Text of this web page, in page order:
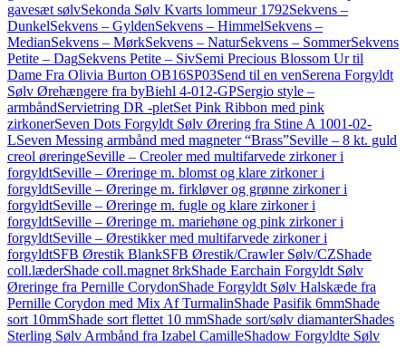
gavesæt sølvSekonda Sølv Kvarts lommeur 1792Sekvens –
DunkelSekvens – GyldenSekvens – HimmelSekvens –
MedianSekvens – MørkSekvens – NaturSekvens – SommerSekvens
Petite – DagSekvens Petite – SivSemi Precious Blossom Ur til
Dame Fra Olivia Burton OB16SP03Send til en venSerena Forgyldt
Sølv Ørehængere fra byBiehl 4-012-GPSergio style –
armbåndServietring DR -pletSet Pink Ribbon med pink
zirkonerSeven Dots Forgyldt Sølv Ørering fra Stine A 1001-02-
LSeven Messing armbånd med magneter “Brass”Seville – 8 kt. guld
creol øreringeSeville – Creoler med multifarvede zirkoner i
forgyldtSeville – Øreringe m. blomst og klare zirkoner i
forgyldtSeville – Øreringe m. firkløver og grønne zirkoner i
forgyldtSeville – Øreringe m. fugle og klare zirkoner i
forgyldtSeville – Øreringe m. mariehøne og pink zirkoner i
forgyldtSeville – Ørestikker med multifarvede zirkoner i
forgyldtSFB Ørestik BlankSFB Ørestik/Crawler Sølv/CZShade
coll.læderShade coll.magnet 8rkShade Earchain Forgyldt Sølv
Øreringe fra Pernille CorydonShade Forgyldt Sølv Halskæde fra
Pernille Corydon med Mix Af TurmalinShade Pasifik 6mmShade
sort 10mmShade sort flettet 10 mmShade sort/sølv diamanterShades
Sterling Sølv Armbånd fra Izabel CamilleShadow Forgyldte Sølv